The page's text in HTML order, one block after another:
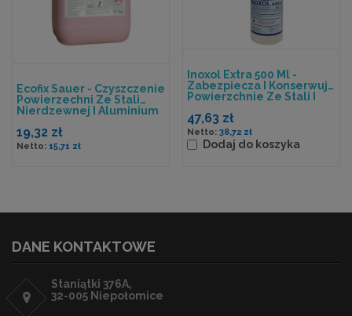
Ecofix Sauer - Czyszczenie
Powierzechni Ze Stali
Nierdzewnej I Aluminium
19,32 zł
15,71 zł
Inoxol Extra 500 Ml -
Zabezpiecza I Konserwuje
Powierzchnie Ze Stali I
47,63 zł
38,72 zł
Dodaj do koszyka
DANE KONTAKTOWE
Staniątki 376A,
32-005 Niepołomice